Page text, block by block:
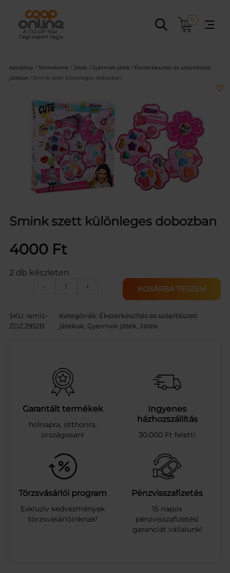
tartalomhoz
0
Kezdőlap / Termékeink / Játék / Gyermek játék / Ékszerkészítés és szépítészeti
játékok / Smink szett különleges dobozban
Smink szett különleges dobozban
4000 Ft
2 db készleten
–
S
n
k
t
k
ü
l
n
l
g
e
s
d
o
b
o
+ KOSÁRBA TESZEM
SKU: ramiz-
ZDZ.2952B
Kategóriák: Ékszerkészítés és szépítészeti
játékok Gyermek játék , Játék
Garantált termékek
holnapra, otthonra,
országosan!
Ingyenes
házhozszállítás
30.000 Ft felett!
Törzsvásárlói program
Exkluzív kedvezmények
törzsvásárlóinknak!
Pénzvisszafizetés
15 napos
pénzvisszafizetési
garanciát vállalunk!